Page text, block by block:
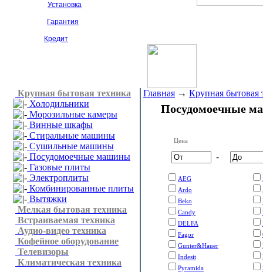
Установка
Гарантия
Кредит
Крупная бытовая техника
Холодильники
Морозильные камеры
Винные шкафы
Стиральные машины
Сушильные машины
Посудомоечные машины
Газовые плиты
Электроплиты
Комбинированные плиты
Вытяжки
Мелкая бытовая техника
Встраиваемая техника
Аудио-видео техника
Кофейное оборудование
Телевизоры
Климатическая техника
Главная → Крупная бытовая
Посудомоечные
Цена
-
AEG
Ardo
Beko
Candy
DELFA
Fagor
Gunter&Hauer
Indesit
Pyramida